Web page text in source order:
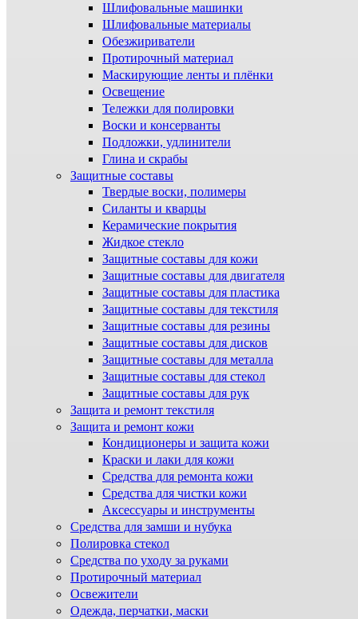
Шлифовальные машинки
Шлифовальные материалы
Обезжириватели
Протирочный материал
Маскирующие ленты и плёнки
Освещение
Тележки для полировки
Воски и консерванты
Подложки, удлинители
Глина и скрабы
Защитные составы
Твердые воски, полимеры
Силанты и кварцы
Керамические покрытия
Жидкое стекло
Защитные составы для кожи
Защитные составы для двигателя
Защитные составы для пластика
Защитные составы для текстиля
Защитные составы для резины
Защитные составы для дисков
Защитные составы для металла
Защитные составы для стекол
Защитные составы для рук
Защита и ремонт текстиля
Защита и ремонт кожи
Кондиционеры и защита кожи
Краски и лаки для кожи
Средства для ремонта кожи
Средства для чистки кожи
Аксессуары и инструменты
Средства для замши и нубука
Полировка стекол
Средства по уходу за руками
Протирочный материал
Освежители
Одежда, перчатки, маски